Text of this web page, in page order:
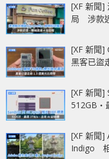
[XF 新聞]
局 涉款
[XF 新聞]
黑客已盜
[XF 新聞]
512GB‧
[XF 新聞]
Indigo